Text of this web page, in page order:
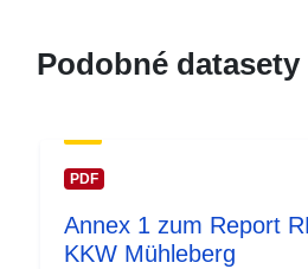
Podobné datasety
PDF
Annex 1 zum Report
KKW Mühleberg